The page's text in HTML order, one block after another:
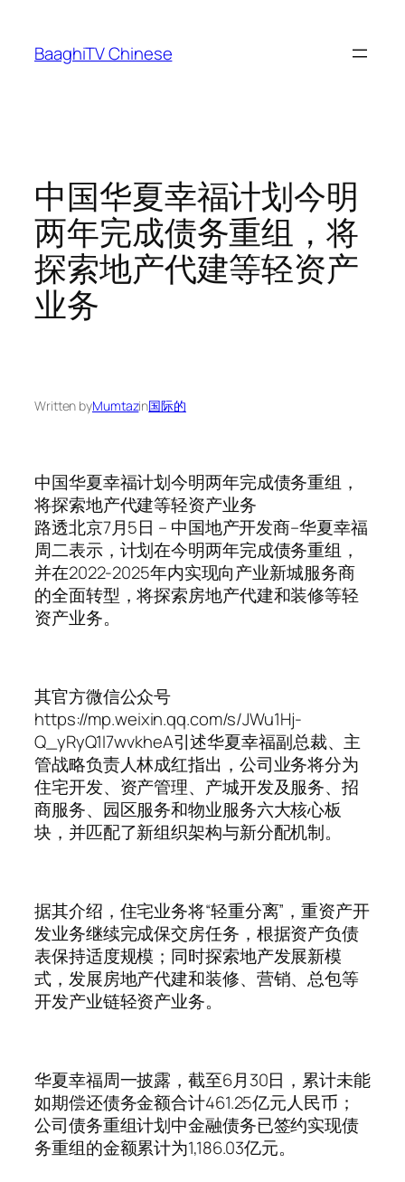
content
BaaghiTV Chinese
中国华夏幸福计划今明
两年完成债务重组，将
探索地产代建等轻资产
业务
Written byMumtazin国际的
中国华夏幸福计划今明两年完成债务重组，
将探索地产代建等轻资产业务
路透北京7月5日 – 中国地产开发商–华夏幸福
周二表示，计划在今明两年完成债务重组，
并在2022-2025年内实现向产业新城服务商
的全面转型，将探索房地产代建和装修等轻
资产业务。
其官方微信公众号
https://mp.weixin.qq.com/s/JWu1Hj-
Q_yRyQ1I7wvkheA引述华夏幸福副总裁、主
管战略负责人林成红指出，公司业务将分为
住宅开发、资产管理、产城开发及服务、招
商服务、园区服务和物业服务六大核心板
块，并匹配了新组织架构与新分配机制。
据其介绍，住宅业务将“轻重分离”，重资产开
发业务继续完成保交房任务，根据资产负债
表保持适度规模；同时探索地产发展新模
式，发展房地产代建和装修、营销、总包等
开发产业链轻资产业务。
华夏幸福周一披露，截至6月30日，累计未能
如期偿还债务金额合计461.25亿元人民币；
公司债务重组计划中金融债务已签约实现债
务重组的金额累计为1,186.03亿元。